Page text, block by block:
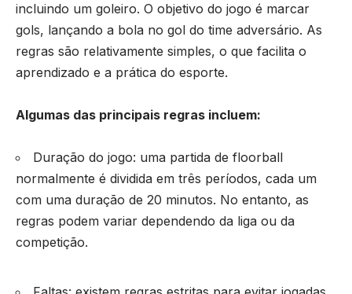
incluindo um goleiro. O objetivo do jogo é marcar
gols, lançando a bola no gol do time adversário. As
regras são relativamente simples, o que facilita o
aprendizado e a prática do esporte.
Algumas das principais regras incluem:
Duração do jogo: uma partida de floorball
normalmente é dividida em três períodos, cada um
com uma duração de 20 minutos. No entanto, as
regras podem variar dependendo da liga ou da
competição.